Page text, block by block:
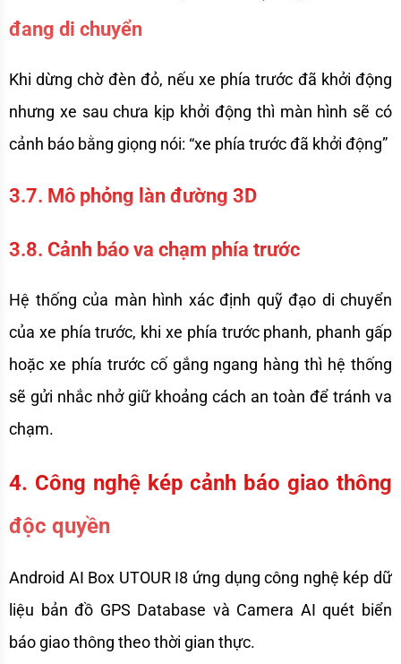
đang di chuyển
Khi dừng chờ đèn đỏ, nếu xe phía trước đã khởi động
nhưng xe sau chưa kịp khởi động thì màn hình sẽ có
cảnh báo bằng giọng nói: “xe phía trước đã khởi động”
3.7. Mô phỏng làn đường 3D
3.8. Cảnh báo va chạm phía trước
Hệ thống của màn hình xác định quỹ đạo di chuyển
của xe phía trước, khi xe phía trước phanh, phanh gấp
hoặc xe phía trước cố gắng ngang hàng thì hệ thống
sẽ gửi nhắc nhở giữ khoảng cách an toàn để tránh va
chạm.
4. Công nghệ kép cảnh báo giao thông
độc quyền
Android AI Box UTOUR I8 ứng dụng công nghệ kép dữ
liệu bản đồ GPS Database và Camera AI quét biển
báo giao thông theo thời gian thực.